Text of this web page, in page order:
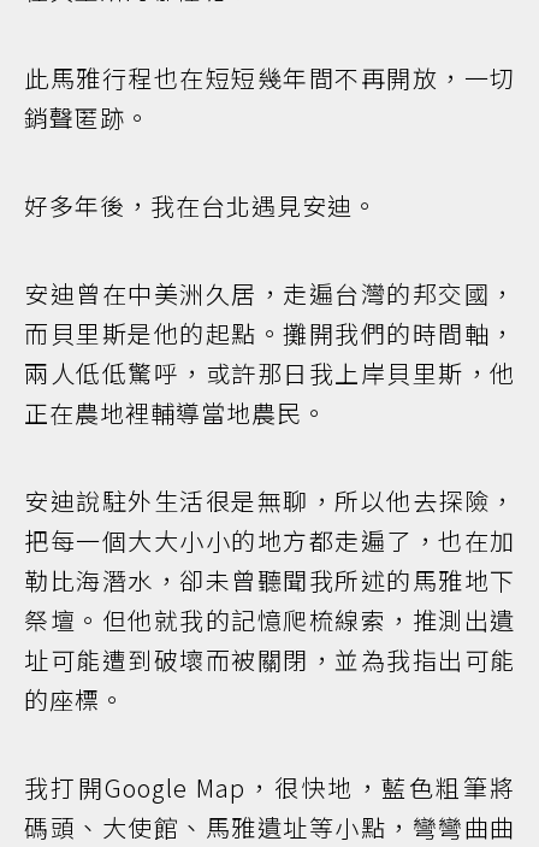
此馬雅行程也在短短幾年間不再開放，一切
銷聲匿跡。
好多年後，我在台北遇見安迪。
安迪曾在中美洲久居，走遍台灣的邦交國，
而貝里斯是他的起點。攤開我們的時間軸，
兩人低低驚呼，或許那日我上岸貝里斯，他
正在農地裡輔導當地農民。
安迪說駐外生活很是無聊，所以他去探險，
把每一個大大小小的地方都走遍了，也在加
勒比海潛水，卻未曾聽聞我所述的馬雅地下
祭壇。但他就我的記憶爬梳線索，推測出遺
址可能遭到破壞而被關閉，並為我指出可能
的座標。
我打開Google Map，很快地，藍色粗筆將
碼頭、大使館、馬雅遺址等小點，彎彎曲曲